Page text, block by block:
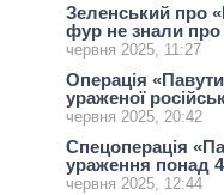
Зеленський про
фур не знали про
червня 2025, 11:27
Операція
ураженої
червня 2025, 20:42
Спецоперація
ураження понад
червня 2025, 12:44